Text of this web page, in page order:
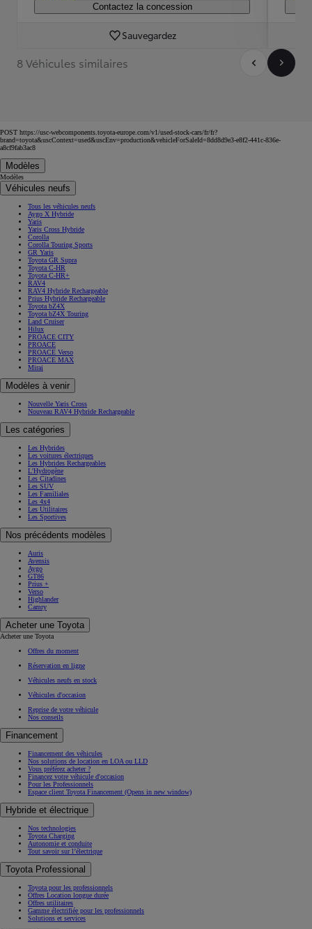
Contactez la concession
Sauvegardez
8 Véhicules similaires
POST https://usc-webcomponents.toyota-europe.com/v1/used-stock-cars/fr/fr?
brand=toyota&uscContext=used&uscEnv=production&vehicleForSaleId=8dd8d9e3-e8f2-441c-836e-
a8cf9fab3ac8
Modèles
Modèles
Véhicules neufs
Tous les véhicules neufs
Aygo X Hybride
Yaris
Yaris Cross Hybride
Corolla
Corolla Touring Sports
GR Yaris
Toyota GR Supra
Toyota C-HR
Toyota C-HR+
RAV4
RAV4 Hybride Rechargeable
Prius Hybride Rechargeable
Toyota bZ4X
Toyota bZ4X Touring
Land Cruiser
Hilux
PROACE CITY
PROACE
PROACE Verso
PROACE MAX
Mirai
Modèles à venir
Nouvelle Yaris Cross
Nouveau RAV4 Hybride Rechargeable
Les catégories
Les Hybrides
Les voitures électriques
Les Hybrides Rechargeables
L'Hydrogène
Les Citadines
Les SUV
Les Familiales
Les 4x4
Les Utilitaires
Les Sportives
Nos précédents modèles
Auris
Avensis
Aygo
GT86
Prius +
Verso
Highlander
Camry
Acheter une Toyota
Acheter une Toyota
Offres du moment
Réservation en ligne
Véhicules neufs en stock
Véhicules d'occasion
Reprise de votre véhicule
Nos conseils
Financement
Financement des véhicules
Nos solutions de location en LOA ou LLD
Vous préférez acheter ?
Financez votre véhicule d'occasion
Pour les Professionnels
Espace client Toyota Financement (Opens in new window)
Hybride et électrique
Nos technologies
Toyota Charging
Autonomie et conduite
Tout savoir sur l’électrique
Toyota Professional
Toyota pour les professionnels
Offres Location longue durée
Offres utilitaires
Gamme électrifiée pour les professionnels
Solutions et services